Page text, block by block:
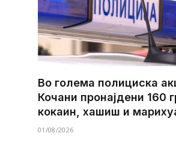
Во голема полициска
Кочани пронајдени 160
кокаин, хашиш и
01/08/2026